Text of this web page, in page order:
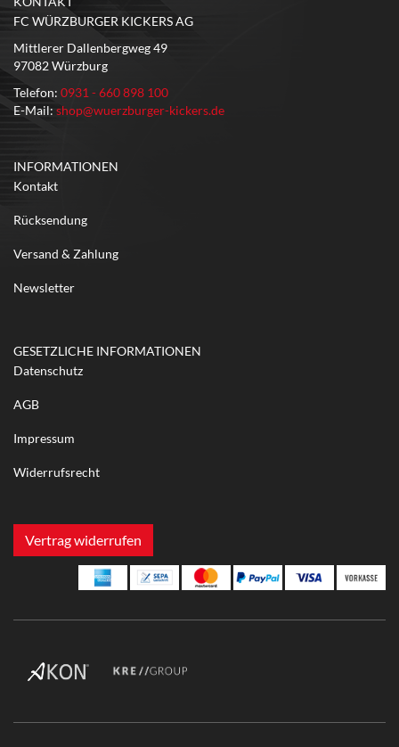
FC WÜRZBURGER KICKERS AG
Mittlerer Dallenbergweg 49
97082 Würzburg
Telefon: 0931 - 660 898 100
E-Mail: shop@wuerzburger-kickers.de
INFORMATIONEN
Kontakt
Rücksendung
Versand & Zahlung
Newsletter
GESETZLICHE INFORMATIONEN
Datenschutz
AGB
Impressum
Widerrufsrecht
Vertrag widerrufen